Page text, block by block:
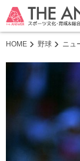
HOME 野球 ニュ